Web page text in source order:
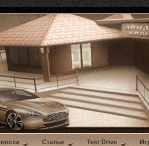
Статьи Test Drive